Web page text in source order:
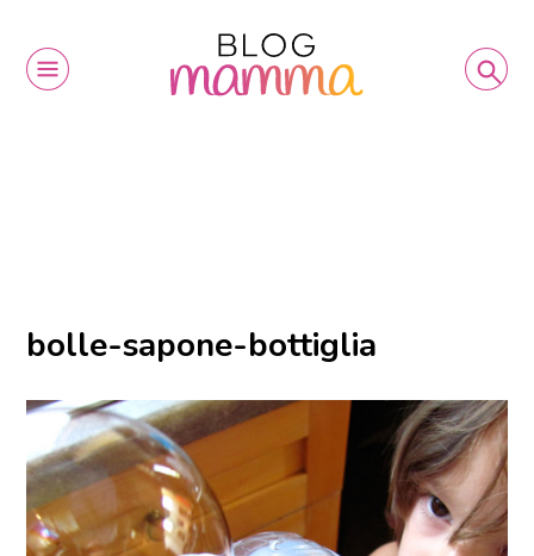
bolle-sapone-bottiglia